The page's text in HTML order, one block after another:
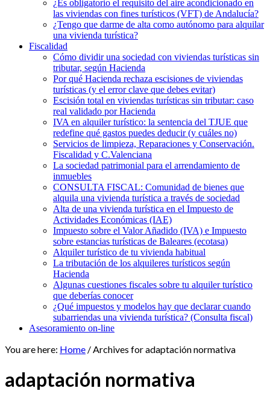
¿Es obligatorio el requisito del aire acondicionado en
las viviendas con fines turísticos (VFT) de Andalucía?
¿Tengo que darme de alta como autónomo para alquilar
una vivienda turística?
Fiscalidad
Cómo dividir una sociedad con viviendas turísticas sin
tributar, según Hacienda
Por qué Hacienda rechaza escisiones de viviendas
turísticas (y el error clave que debes evitar)
Escisión total en viviendas turísticas sin tributar: caso
real validado por Hacienda
IVA en alquiler turístico: la sentencia del TJUE que
redefine qué gastos puedes deducir (y cuáles no)
Servicios de limpieza, Reparaciones y Conservación.
Fiscalidad y C.Valenciana
La sociedad patrimonial para el arrendamiento de
inmuebles
CONSULTA FISCAL: Comunidad de bienes que
alquila una vivienda turística a través de sociedad
Alta de una vivienda turística en el Impuesto de
Actividades Económicas (IAE)
Impuesto sobre el Valor Añadido (IVA) e Impuesto
sobre estancias turísticas de Baleares (ecotasa)
Alquiler turístico de tu vivienda habitual
La tributación de los alquileres turísticos según
Hacienda
Algunas cuestiones fiscales sobre tu alquiler turístico
que deberías conocer
¿Qué impuestos y modelos hay que declarar cuando
subarriendas una vivienda turística? (Consulta fiscal)
Asesoramiento on-line
You are here: Home /Archives for adaptación normativa
adaptación normativa